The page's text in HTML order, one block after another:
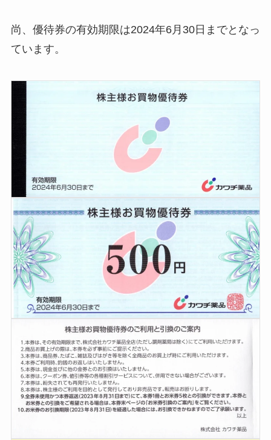
尚、優待券の有効期限は2024年6月30日までとなっ
ています。